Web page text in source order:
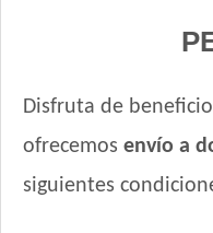
Disfruta de
ofrecemos envío a
siguientes